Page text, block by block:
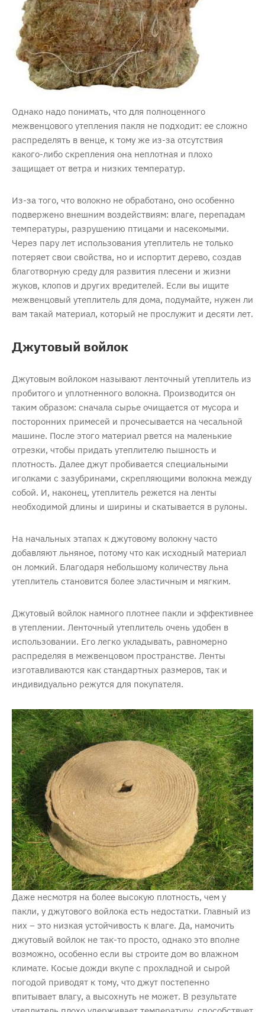
Однако надо понимать, что для полноценного
межвенцового утепления пакля не подходит: ее сложно
распределять в венце, к тому же из-за отсутствия
какого-либо скрепления она неплотная и плохо
защищает от ветра и низких температур.
Из-за того, что волокно не обработано, оно особенно
подвержено внешним воздействиям: влаге, перепадам
температуры, разрушению птицами и насекомыми.
Через пару лет использования утеплитель не только
потеряет свои свойства, но и испортит дерево, создав
благотворную среду для развития плесени и жизни
жуков, клопов и других вредителей. Если вы ищите
межвенцовый утеплитель для дома, подумайте, нужен ли
вам такай материал, который не прослужит и десяти лет.
Джутовый войлок
Джутовым войлоком называют ленточный утеплитель из
пробитого и уплотненного волокна. Производится он
таким образом: сначала сырье очищается от мусора и
посторонних примесей и прочесывается на чесальной
машине. После этого материал рвется на маленькие
отрезки, чтобы придать утеплителю пышность и
плотность. Далее джут пробивается специальными
иголками с зазубринами, скрепляющими волокна между
собой. И, наконец, утеплитель режется на ленты
необходимой длины и ширины и скатывается в рулоны.
На начальных этапах к джутовому волокну часто
добавляют льняное, потому что как исходный материал
он ломкий. Благодаря небольшому количеству льна
утеплитель становится более эластичным и мягким.
Джутовый войлок намного плотнее пакли и эффективнее
в утеплении. Ленточный утеплитель очень удобен в
использовании. Его легко укладывать, равномерно
распределяя в межвенцовом пространстве. Ленты
изготавливаются как стандартных размеров, так и
индивидуально режутся для покупателя.
Даже несмотря на более высокую плотность, чем у
пакли, у джутового войлока есть недостатки. Главный из
них – это низкая устойчивость к влаге. Да, намочить
джутовый войлок не так-то просто, однако это вполне
возможно, особенно если вы строите дом во влажном
климате. Косые дожди вкупе с прохладной и сырой
погодой приводят к тому, что джут постепенно
впитывает влагу, а высохнуть не может. В результате